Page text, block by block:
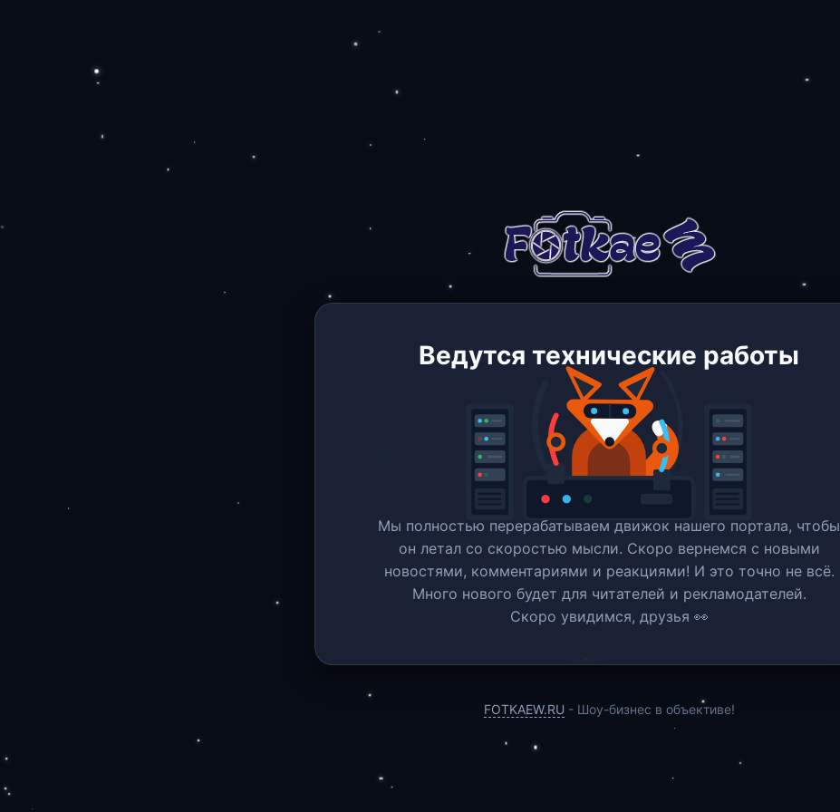
Ведутся технические работы
Мы полностью перерабатываем движок нашего портала, чтобы
он летал со скоростью мысли. Скоро вернемся c новыми
новостями, комментариями и реакциями! И это точно не всё.
Много нового будет для читателей и рекламодателей.
Скоро увидимся, друзья 👀
FOTKAEW.RU - Шоу-бизнес в объективе!